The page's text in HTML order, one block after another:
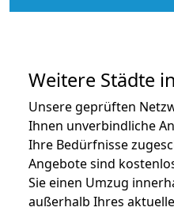
Weitere Städte
Unsere geprüften
Ihnen unverbindliche
Ihre Bedürfnisse
Angebote sind
Sie einen Umzug
außerhalb Ihres